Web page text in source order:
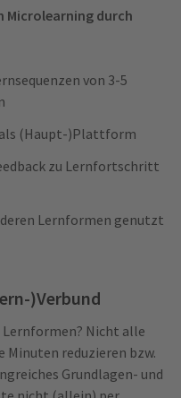
Microlearning durch
von 3-5
(Haupt-)Plattform
zu Lernfortschritt
Lernformen genutzt
)Verbund
Lernformen? Nicht alle
Minuten reduzieren bzw.
Grundlagen- und